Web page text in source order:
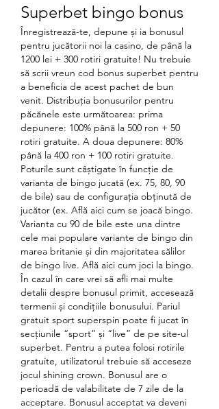
Superbet bingo bonus
Înregistrează-te, depune și ia bonusul
pentru jucătorii noi la casino, de până la
1200 lei + 300 rotiri gratuite! Nu trebuie
să scrii vreun cod bonus superbet pentru
a beneficia de acest pachet de bun
venit. Distribuția bonusurilor pentru
păcănele este următoarea: prima
depunere: 100% până la 500 ron + 50
rotiri gratuite. A doua depunere: 80%
până la 400 ron + 100 rotiri gratuite.
Poturile sunt câștigate în funcție de
varianta de bingo jucată (ex. 75, 80, 90
de bile) sau de configurația obținută de
jucător (ex. Află aici cum se joacă bingo.
Varianta cu 90 de bile este una dintre
cele mai populare variante de bingo din
marea britanie și din majoritatea sălilor
de bingo live. Află aici cum joci la bingo.
În cazul în care vrei să afli mai multe
detalii despre bonusul primit, accesează
termenii și condițiile bonusului. Pariul
gratuit sport superspin poate fi jucat în
secțiunile “sport” și “live” de pe site-ul
superbet. Pentru a putea folosi rotirile
gratuite, utilizatorul trebuie să acceseze
jocul shining crown. Bonusul are o
perioadă de valabilitate de 7 zile de la
acceptare. Bonusul acceptat va deveni